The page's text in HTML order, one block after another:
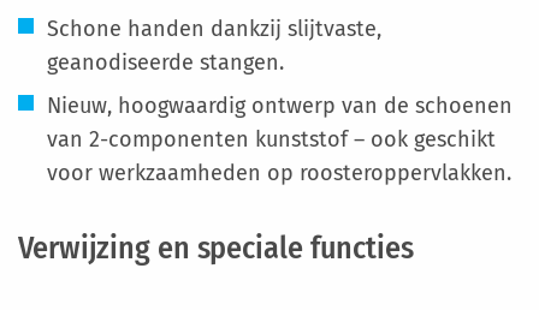
Schone handen dankzij slijtvaste,
geanodiseerde stangen.
Nieuw, hoogwaardig ontwerp van de schoenen
van 2-componenten kunststof – ook geschikt
voor werkzaamheden op roosteroppervlakken.
Verwijzing en speciale functies